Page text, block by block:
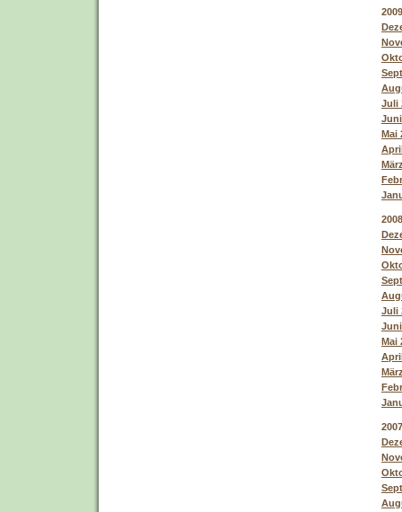
2009
Juli
Mai
2008
Juli
Mai
2007